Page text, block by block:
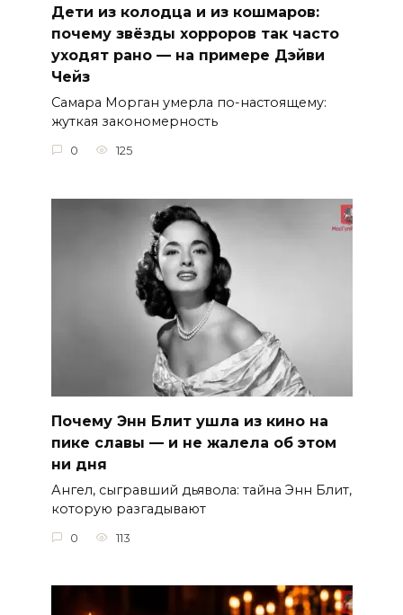
Дети из колодца и из кошмаров:
почему звёзды хорроров так часто
уходят рано — на примере Дэйви
Чейз
Самара Морган умерла по-настоящему:
жуткая закономерность
0 125
Почему Энн Блит ушла из кино на
пике славы — и не жалела об этом
ни дня
Ангел, сыгравший дьявола: тайна Энн Блит,
которую разгадывают
0 113